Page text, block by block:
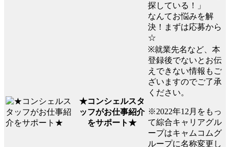
★コンシェルスタ
ッフがお仕事紹介
をサポート★
探している！」
なんてお悩みを解
決！まずは応募から
☆
※就業先名など、本
登録後でないとお伝
えできない情報もご
ざいますのでご了承
ください。
※2022年12月をもっ
て綜合キャリアグル
ープはキャムコムグ
ループに名称変更し